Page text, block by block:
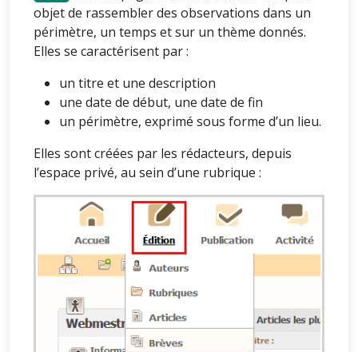
objet de rassembler des observations dans un
périmètre, un temps et sur un thème donnés.
Elles se caractérisent par :
un titre et une description
une date de début, une date de fin
un périmètre, exprimé sous forme d’un lieu.
Elles sont créées par les rédacteurs, depuis
l’espace privé, au sein d’une rubrique :